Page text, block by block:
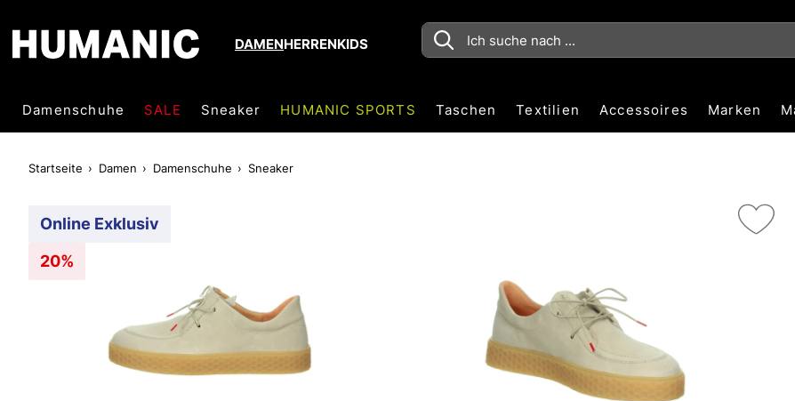
DAMENHERRENKIDS
Damenschuhe SALE Sneaker HUMANIC SPORTS Taschen Textilien Accessoires Marken
Startseite Damen Damenschuhe Sneaker
Online Exklusiv
20%